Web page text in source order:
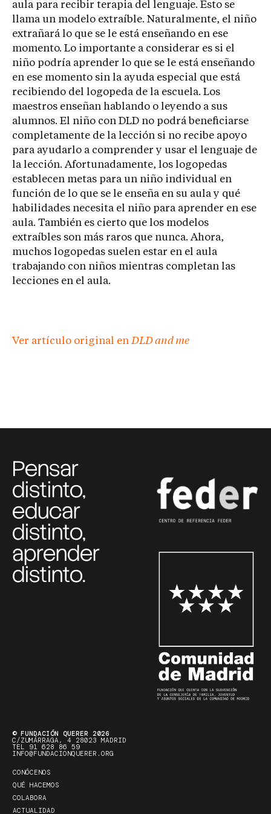
aula para recibir terapia del lenguaje. Esto se
llama un modelo extraíble. Naturalmente, el niño
extrañará lo que se le está enseñando en ese
momento. Lo importante a considerar es si el
niño podría aprender lo que se le está enseñando
en ese momento sin la ayuda especial que está
recibiendo del logopeda de la escuela. Los
maestros enseñan hablando o leyendo a sus
alumnos. El niño con DLD no podrá beneficiarse
completamente de la lección si no recibe apoyo
para ayudarlo a comprender y usar el lenguaje de
la lección. Afortunadamente, los logopedas
establecen metas para un niño individual en
función de lo que se le enseña en su aula y qué
habilidades necesita el niño para aprender en ese
aula. También es cierto que los modelos
extraíbles son más raros que nunca. Ahora,
muchos logopedas suelen estar en el aula
trabajando con niños mientras completan las
lecciones en el aula.
Ver artículo original enDLD and me
Pensar
distinto,
educar
distinto,
aprender
distinto.
© FUNDACIÓN QUERER 2026
C/ZUMÁRRAGA, 4 28023 MADRID
TEL 91 628 86 59
INFO@FUNDACIONQUERER.ORG
CONÓCENOS
QUÉ HACEMOS
COLABORA
ACTUALIDAD